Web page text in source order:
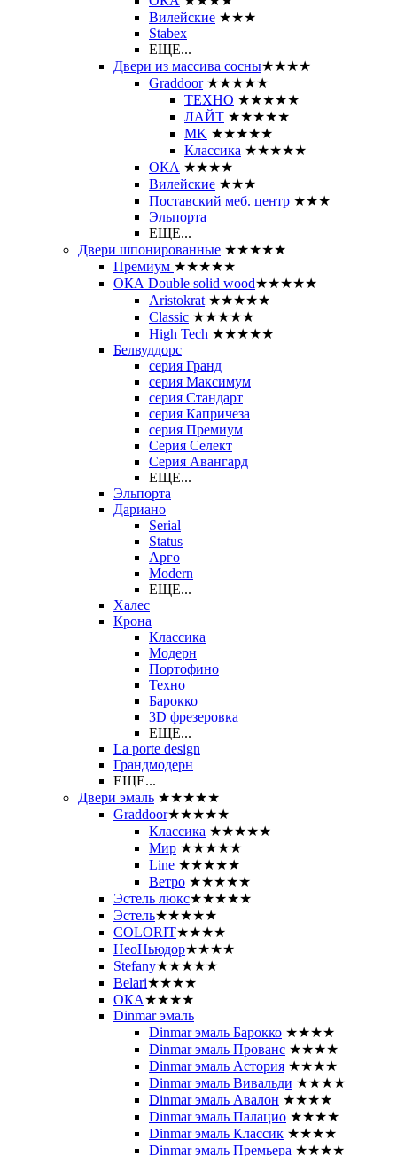
Вилейские ★★★
Stabex
ЕЩЕ...
Двери из массива сосны★★★★
Graddoor ★★★★★
ТЕХНО ★★★★★
ЛАЙТ ★★★★★
MK ★★★★★
Классика ★★★★★
ОКА ★★★★
Вилейские ★★★
Поставский меб. центр ★★★
Эльпорта
ЕЩЕ...
Двери шпонированные ★★★★★
Премиум ★★★★★
ОКА Double solid wood★★★★★
Aristokrat ★★★★★
Classic ★★★★★
High Tech ★★★★★
Белвуддорс
серия Гранд
серия Максимум
серия Стандарт
серия Капричеза
серия Премиум
Серия Селект
Серия Авангард
ЕЩЕ...
Эльпорта
Дариано
Serial
Status
Арго
Modern
ЕЩЕ...
Халес
Крона
Классика
Модерн
Портофино
Техно
Барокко
3D фрезеровка
ЕЩЕ...
La porte design
Грандмодерн
ЕЩЕ...
Двери эмаль ★★★★★
Graddoor★★★★★
Классика ★★★★★
Мир ★★★★★
Line ★★★★★
Ветро ★★★★★
Эстель люкс★★★★★
Эстель★★★★★
COLORIT★★★★
НеоНьюдор★★★★
Stefany★★★★★
Belari★★★★
ОКА★★★★
Dinmar эмаль
Dinmar эмаль Барокко ★★★★
Dinmar эмаль Прованс ★★★★
Dinmar эмаль Астория ★★★★
Dinmar эмаль Вивальди ★★★★
Dinmar эмаль Авалон ★★★★
Dinmar эмаль Палацио ★★★★
Dinmar эмаль Классик ★★★★
Dinmar эмаль Премьера ★★★★